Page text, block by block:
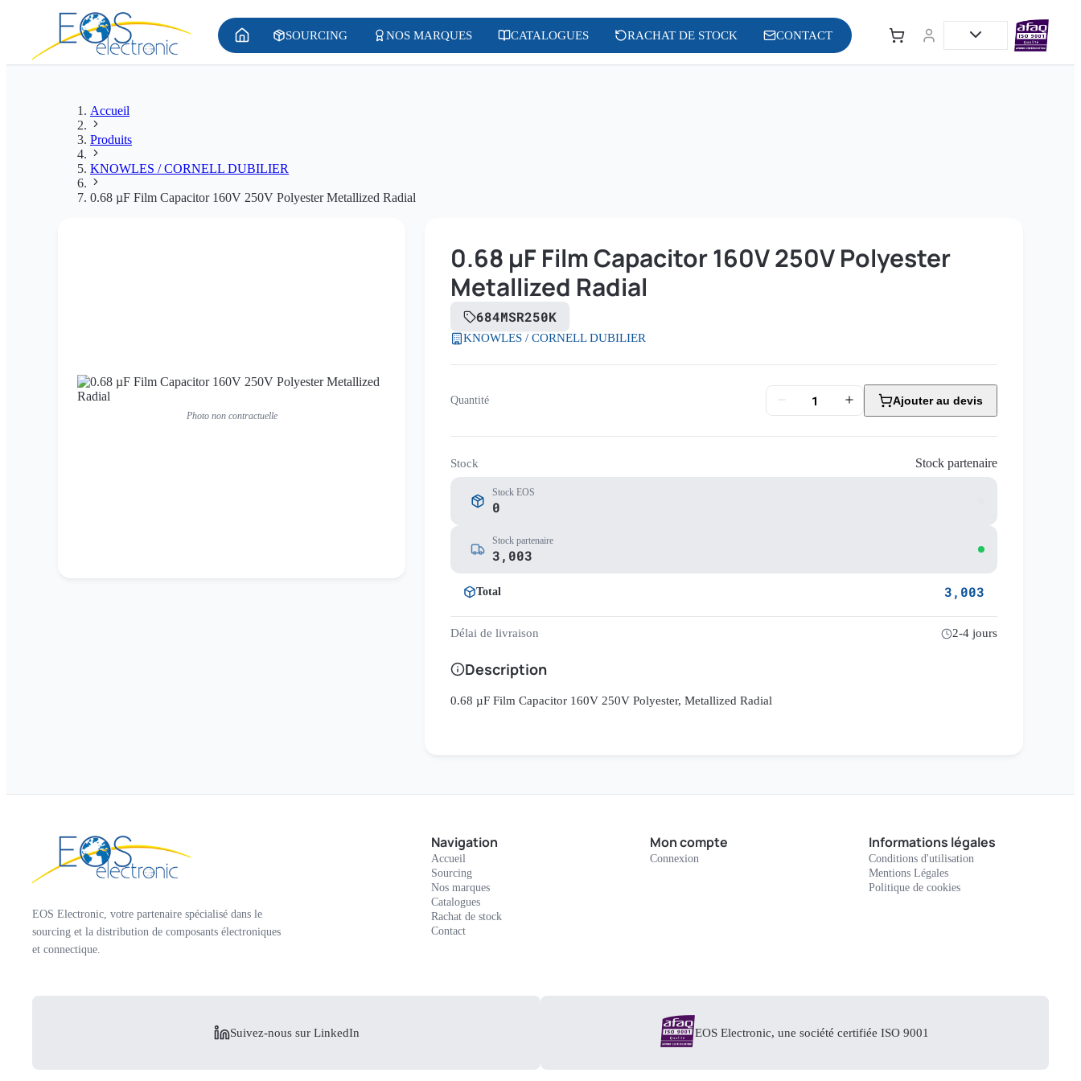
SOURCING NOS MARQUES CATALOGUES RACHAT DE STOCK CONTACT
Accueil
Produits
KNOWLES / CORNELL DUBILIER
0.68 µF Film Capacitor 160V 250V Polyester Metallized Radial
Photo non contractuelle
0.68 µF Film Capacitor 160V 250V Polyester
Metallized Radial
684MSR250K
KNOWLES / CORNELL DUBILIER
Quantité Ajouter au devis
Stock Stock partenaire
Stock EOS
0
Stock partenaire
3,003
Total 3,003
Délai de livraison 2-4 jours
Description
0.68 µF Film Capacitor 160V 250V Polyester, Metallized Radial
EOS Electronic, votre partenaire spécialisé dans le
sourcing et la distribution de composants électroniques
et connectique.
Navigation
Accueil
Sourcing
Nos marques
Catalogues
Rachat de stock
Contact
Mon compte
Connexion
Informations légales
Conditions d'utilisation
Mentions Légales
Politique de cookies
Suivez-nous sur LinkedIn EOS Electronic, une société certifiée ISO 9001